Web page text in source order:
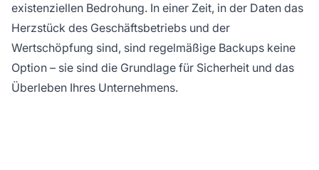
existenziellen Bedrohung. In einer Zeit, in der Daten das
Herzstück des Geschäftsbetriebs und der
Wertschöpfung sind, sind regelmäßige Backups keine
Option – sie sind die Grundlage für Sicherheit und das
Überleben Ihres Unternehmens.